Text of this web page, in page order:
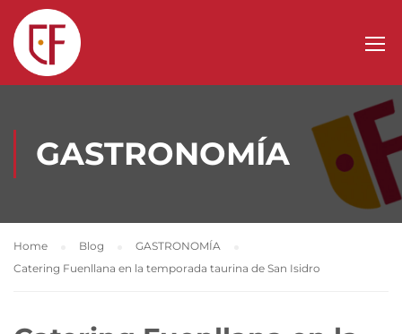
GASTRONOMÍA
Home Blog
GASTRONOMÍA
Catering Fuenllana en la temporada taurina de San Isidro